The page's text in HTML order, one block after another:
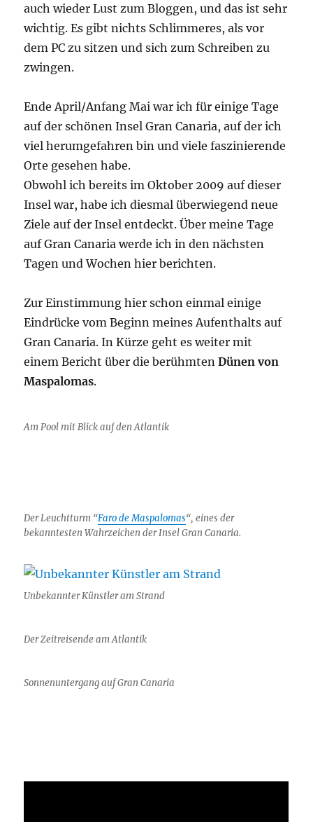
auch wieder Lust zum Bloggen, und das ist sehr
wichtig. Es gibt nichts Schlimmeres, als vor
dem PC zu sitzen und sich zum Schreiben zu
zwingen.
Ende April/Anfang Mai war ich für einige Tage
auf der schönen Insel Gran Canaria, auf der ich
viel herumgefahren bin und viele faszinierende
Orte gesehen habe.
Obwohl ich bereits im Oktober 2009 auf dieser
Insel war, habe ich diesmal überwiegend neue
Ziele auf der Insel entdeckt. Über meine Tage
auf Gran Canaria werde ich in den nächsten
Tagen und Wochen hier berichten.
Zur Einstimmung hier schon einmal einige
Eindrücke vom Beginn meines Aufenthalts auf
Gran Canaria. In Kürze geht es weiter mit
einem Bericht über die berühmtenDünen von
Maspalomas.
Am Pool mit Blick auf den Atlantik
Der Leuchtturm “Faro de Maspalomas“, eines der
bekanntesten Wahrzeichen der Insel Gran Canaria.
Unbekannter Künstler am Strand
Der Zeitreisende am Atlantik
Sonnenuntergang auf Gran Canaria